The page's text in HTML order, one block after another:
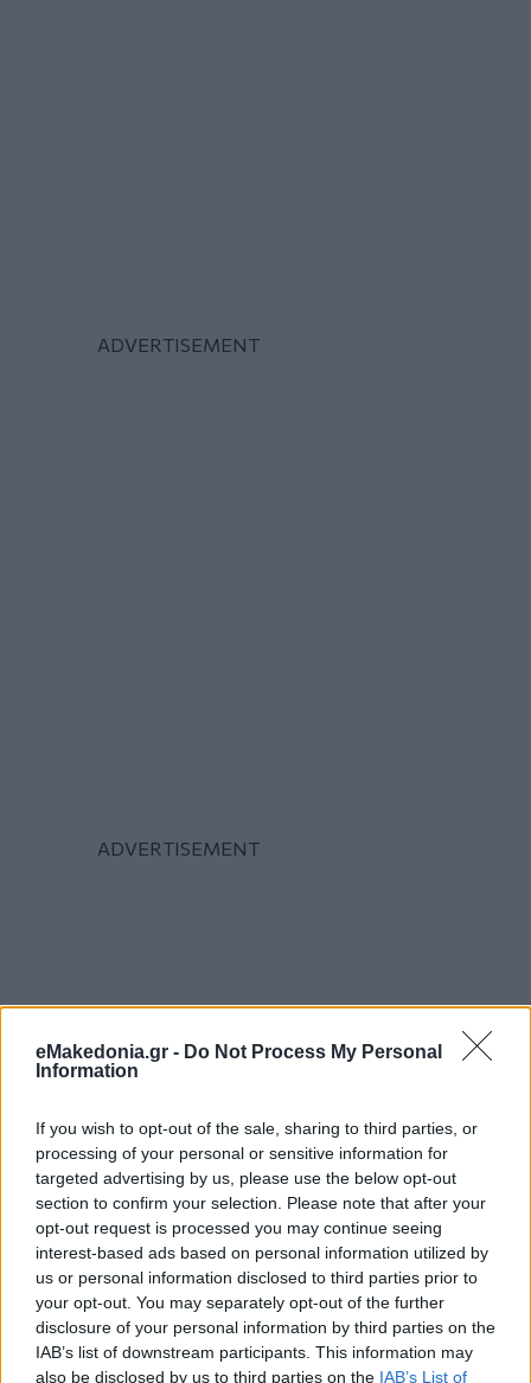
eMakedonia.gr - Do Not Process My Personal
Information
If you wish to opt-out of the sale, sharing to third parties, or
processing of your personal or sensitive information for
targeted advertising by us, please use the below opt-out
section to confirm your selection. Please note that after your
opt-out request is processed you may continue seeing
interest-based ads based on personal information utilized by
us or personal information disclosed to third parties prior to
your opt-out. You may separately opt-out of the further
disclosure of your personal information by third parties on the
IAB’s list of downstream participants. This information may
also be disclosed by us to third parties on the IAB’s List of